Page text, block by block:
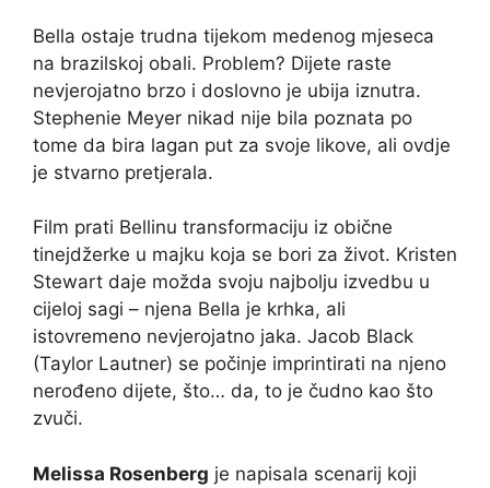
Bella ostaje trudna tijekom medenog mjeseca
na brazilskoj obali. Problem? Dijete raste
nevjerojatno brzo i doslovno je ubija iznutra.
Stephenie Meyer nikad nije bila poznata po
tome da bira lagan put za svoje likove, ali ovdje
je stvarno pretjerala.
Film prati Bellinu transformaciju iz obične
tinejdžerke u majku koja se bori za život. Kristen
Stewart daje možda svoju najbolju izvedbu u
cijeloj sagi – njena Bella je krhka, ali
istovremeno nevjerojatno jaka. Jacob Black
(Taylor Lautner) se počinje imprintirati na njeno
nerođeno dijete, što… da, to je čudno kao što
zvuči.
Melissa Rosenberg je napisala scenarij koji